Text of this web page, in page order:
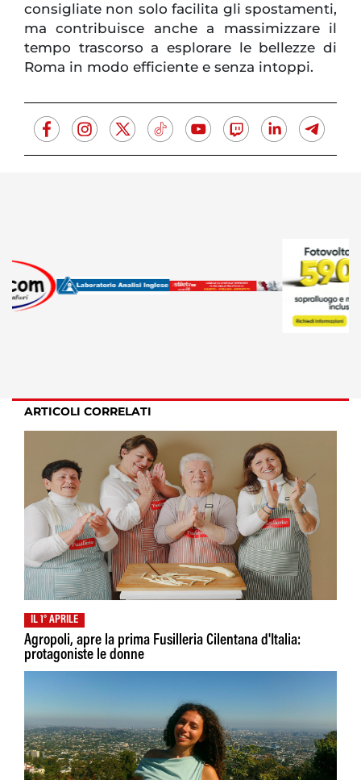
consigliate non solo facilita gli spostamenti,
ma contribuisce anche a massimizzare il
tempo trascorso a esplorare le bellezze di
Roma in modo efficiente e senza intoppi.
ARTICOLI CORRELATI
IL 1° APRILE
Agropoli, apre la prima Fusilleria Cilentana d'Italia:
protagoniste le donne